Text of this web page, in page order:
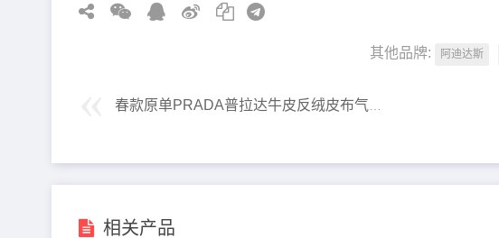
其他品牌: 阿迪达斯
相关产品